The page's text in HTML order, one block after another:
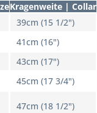
Kragenweite | Collar
39cm (15 1/2")
41cm (16")
43cm (17")
45cm (17 3/4")
47cm (18 1/2")